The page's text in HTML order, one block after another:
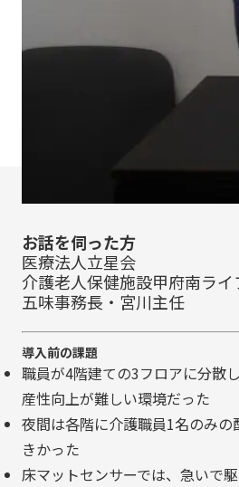
お話を伺った方
医療法人立星会
介護老人保健施設甲府南ラ
五味事務長・宮川主任
導入前の課題
職員が4階建ての3フロアに分散
産性向上が難しい環境だった
夜間は各階に介護職員1名のみの
きかった
床マットセンサーでは、急いで